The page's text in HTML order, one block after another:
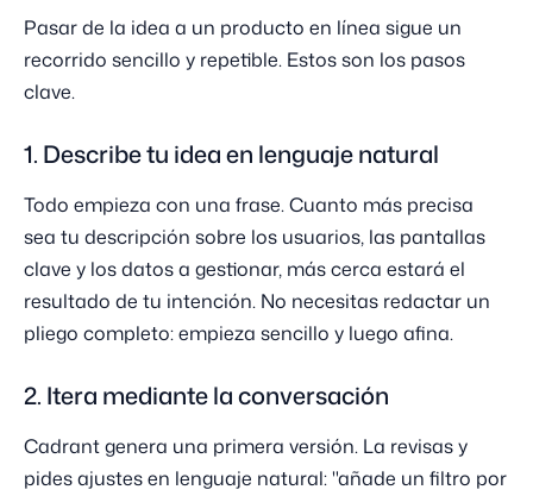
Pasar de la idea a un producto en línea sigue un
recorrido sencillo y repetible. Estos son los pasos
clave.
1. Describe tu idea en lenguaje natural
Todo empieza con una frase. Cuanto más precisa
sea tu descripción sobre los usuarios, las pantallas
clave y los datos a gestionar, más cerca estará el
resultado de tu intención. No necesitas redactar un
pliego completo: empieza sencillo y luego afina.
2. Itera mediante la conversación
Cadrant genera una primera versión. La revisas y
pides ajustes en lenguaje natural: "añade un filtro por